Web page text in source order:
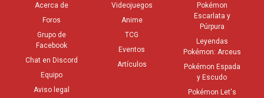
Acerca de
Foros
Grupo de
Facebook
Chat en Discord
Equipo
Aviso legal
Videojuegos
Anime
TCG
Eventos
Artículos
Pokémon
Escarlata y
Púrpura
Leyendas
Pokémon: Arceus
Pokémon Espada
y Escudo
Pokémon Let's